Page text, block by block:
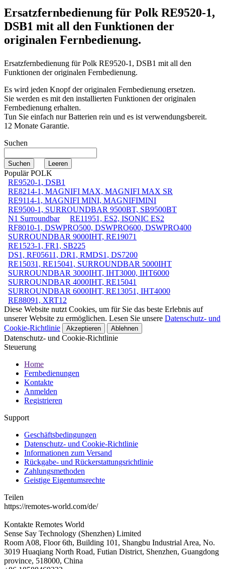
Ersatzfernbedienung für Polk RE9520-1,
DSB1 mit all den Funktionen der
originalen Fernbedienung.
Ersatzfernbedienung fürPolk RE9520-1, DSB1 mit all den
Funktionen der originalen Fernbedienung.
Es wird jeden Knopf der originalen Fernbedienung ersetzen.
Sie werden es mit den installierten Funktionen der originalen
Fernbedienung erhalten.
Tun Sie einfach nur Batterien rein und es ist verwendungsbereit.
12 Monate Garantie.
Suchen
Populär POLK
RE9520-1, DSB1
RE8214-1, MAGNIFI MAX, MAGNIFI MAX SR
RE9114-1, MAGNIFI MINI, MAGNIFIMINI
RE9500-1, SURROUNDBAR 9500BT, SB9500BT
N1 Surroundbar
RE11951, ES2, ISONIC ES2
RF8010-1, DSWPRO500, DSWPRO600, DSWPRO400
SURROUNDBAR 9000IHT, RE19071
RE1523-1, FR1, SB225
DS1, RF05611, DR1, RMDS1, DS7200
RE15031, RE15041, SURROUNDBAR 5000IHT
SURROUNDBAR 3000IHT, IHT3000, IHT6000
SURROUNDBAR 4000IHT, RE15041
SURROUNDBAR 6000IHT, RE13051, IHT4000
RE88091, XRT12
Diese Website nutzt Cookies, um für Sie das beste Erlebnis auf
unserer Website zu ermöglichen. Lesen Sie unsere Datenschutz- und
Cookie-Richtlinie
Akzeptieren Ablehnen
Datenschutz- und Cookie-Richtlinie
Steuerung
Home
Fernbedienungen
Kontakte
Anmelden
Registrieren
Support
Geschäftsbedingungen
Datenschutz- und Cookie-Richtlinie
Informationen zum Versand
Rückgabe- und Rückerstattungsrichtlinie
Zahlungsmethoden
Geistige Eigentumsrechte
Teilen
https://remotes-world.com/de/
Kontakte Remotes World
Sense Say Technology (Shenzhen) Limited
Room A08, Floor 6th, Building 101, Shangbu Industrial Area, No.
3019 Huaqiang North Road, Futian District, Shenzhen, Guangdong
province, 518000, China